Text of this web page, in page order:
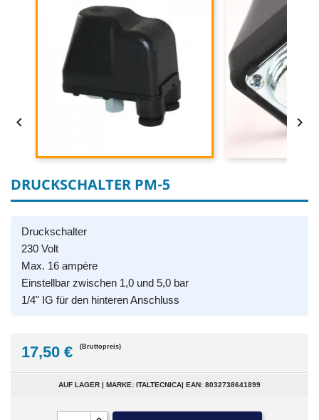
 
DRUCKSCHALTER PM-5
Druckschalter
230 Volt
Max. 16 ampère
Einstellbar zwischen 1,0 und 5,0 bar
1/4" IG für den hinteren Anschluss
17,50 € (Bruttopreis)
AUF LAGER | MARKE: ITALTECNICA| EAN: 8032738641899